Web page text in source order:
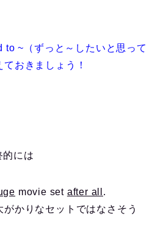
~（ずっと～したいと思って
おきましょう！
には
movie set after all .
かりなセットではなさそう